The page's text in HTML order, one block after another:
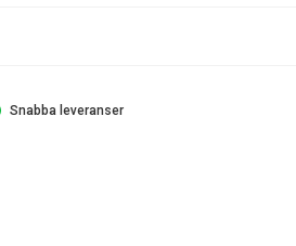
Snabba leveranser